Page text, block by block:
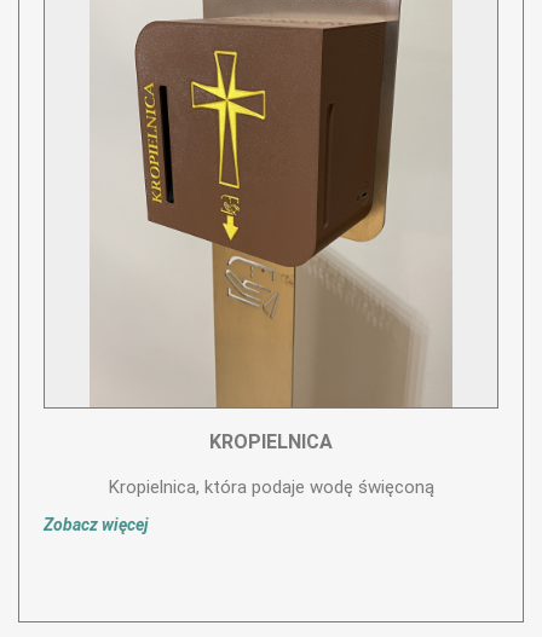
KROPIELNICA
Kropielnica, która podaje wodę święconą
Zobacz więcej